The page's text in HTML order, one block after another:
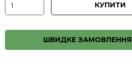
КУПИТИ
ШВИДКЕ ЗАМОВЛЕННЯ